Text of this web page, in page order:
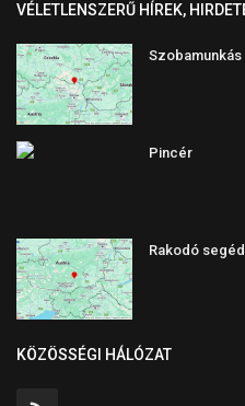
VÉLETLENSZERŰ HÍREK,
Pincér
Rakodó
KÖZÖSSÉGI HÁLÓZAT